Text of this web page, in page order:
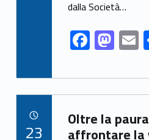
o
k
n
dalla Società…
F
ac
e
b
o
M
as
to
d
o
E
l
Link identifier archive #link-archive-91739
Oltre la
affrontare la
23